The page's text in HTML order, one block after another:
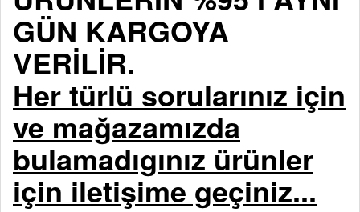
GÜN KARGOYA
VERİLİR.
Her türlü sorularınız için
ve mağazamızda
bulamadıgınız ürünler
için iletişime geçiniz...